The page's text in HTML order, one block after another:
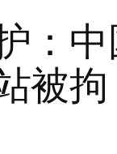
：
被拘